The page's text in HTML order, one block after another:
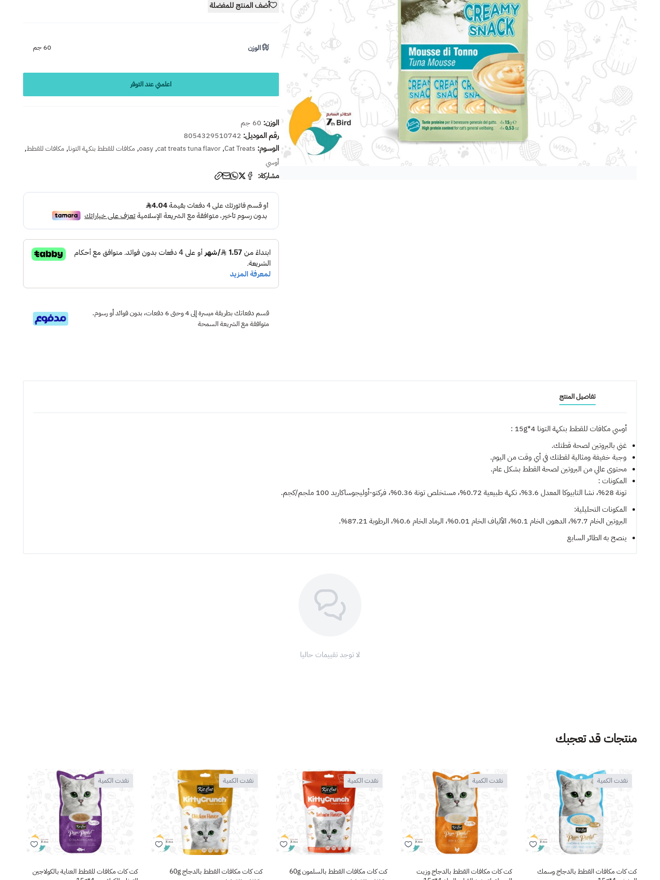
أضف المنتج للمفضلة
الوزن 60 جم
اعلمني عند التوفر
الوزن: 60 جم
رقم الموديل: 8054329510742
الوسوم: Cat Treats
,
cat treats tuna flavor
,
oasy
, مكافات للقطط بنكهة التونا, مكافات للقطط,
أوسي
مشاركة:
قسم دفعاتك بطريقة ميسرة إلى 4 وحتى 6 دفعات، بدون فوائد أو رسوم.
متوافقة مع الشريعة السمحة
تفاصيل المنتج
أوسي مكافات للقطط بنكهة التونا 4*15g :
غني بالبروتين لصحة قطتك.
وجبة خفيفة ومثالية لقطتك في أي وقت من اليوم.
محتوى عالي من البروتين لصحة القطط بشكل عام.
المكونات :
تونة 28%، نشا التابيوكا المعدل 3.6%، نكهة طبيعية 0.72%، مستخلص تونة 0.36%، فركتو-أوليجوساكاريد 100 ملجم/كجم.
المكونات التحليلية:
البروتين الخام 7.7%، الدهون الخام 0.1%، الألياف الخام 0.01%، الرماد الخام 0.6%، الرطوبة 87.21%.
ينصح بهالطائر السابع
لا توجد تقييمات حاليا
منتجات قد تعجبك
نفدت الكمية
كت كات مكافات القطط بالدجاج وسمك
نفدت الكمية
كت كات مكافات القطط بالدجاج وزيت
نفدت الكمية
كت كات مكافات القطط بالسلمون 60g
نفدت الكمية
كت كات مكافات القطط بالدجاج 60g
نفدت الكمية
كت كات مكافات للقطط العناية بالكولاجين